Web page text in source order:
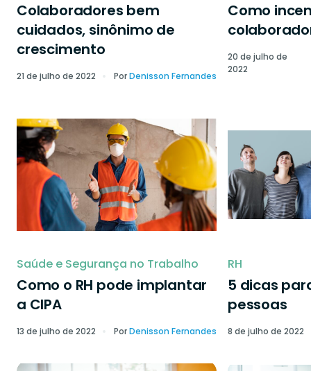
Colaboradores bem
cuidados, sinônimo de
crescimento
21 de julho de 2022 PorDenisson Fernandes
Como
20 de julho de
2022
Saúde e Segurança no Trabalho
Como o RH pode implantar
a CIPA
13 de julho de 2022 PorDenisson Fernandes
RH
5 dicas
pessoas
8 de julho de 2022